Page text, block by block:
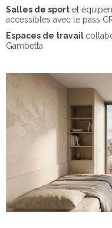
Salles de sport et
accessibles avec le pass
Espaces de travail
Gambetta